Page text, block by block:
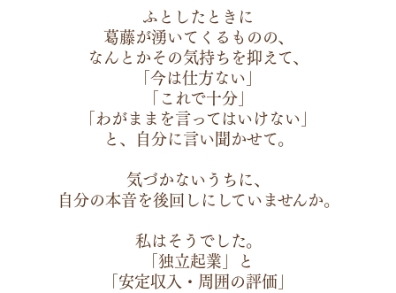
ふとしたときに
葛藤が湧いてくるものの、
なんとかその気持ちを抑えて、
「今は仕方ない」
「これで十分」
「わがままを言ってはいけない」
と、自分に言い聞かせて。
気づかないうちに、
自分の本音を後回しにしていませんか。
私はそうでした。
「独立起業」と
「安定収入・周囲の評価」